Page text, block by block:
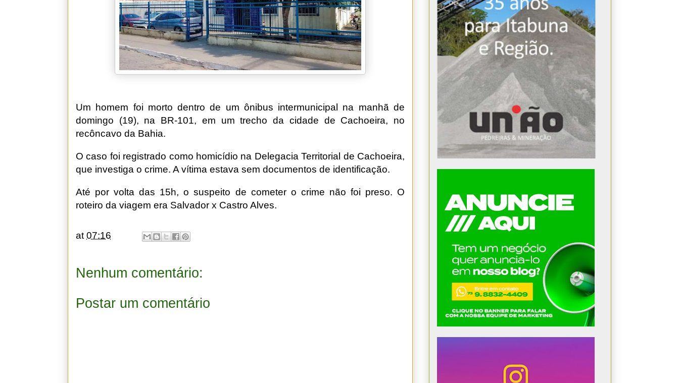
Um homem foi morto dentro de um ônibus intermunicipal na manhã de
domingo (19), na BR-101, em um trecho da cidade de Cachoeira, no
recôncavo da Bahia.
O caso foi registrado como homicídio na Delegacia Territorial de Cachoeira,
que investiga o crime. A vítima estava sem documentos de identificação.
Até por volta das 15h, o suspeito de cometer o crime não foi preso. O
roteiro da viagem era Salvador x Castro Alves.
at07:16
Nenhum comentário:
Postar um comentário